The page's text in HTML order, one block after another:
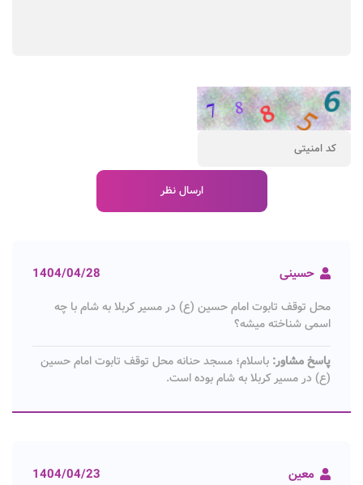
حسینی 1404/04/28
محل توقف تابوت امام حسین (ع) در مسیر کربلا به شام با چه
اسمی شناخته میشه؟
پاسخ مشاور: باسلام؛ مسجد حنانه محل توقف تابوت امام حسین
(ع) در مسیر کربلا به شام بوده است.
معین 1404/04/23